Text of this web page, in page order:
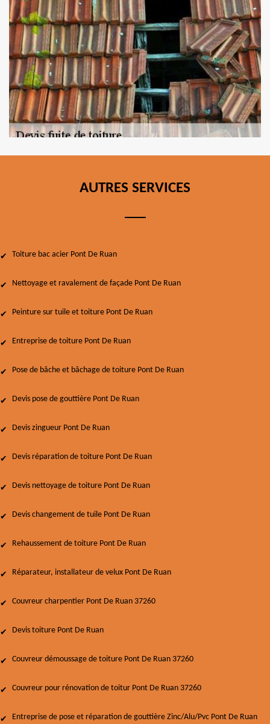
AUTRES SERVICES
Toiture bac acier Pont De Ruan
Nettoyage et ravalement de façade Pont De Ruan
Peinture sur tuile et toiture Pont De Ruan
Entreprise de toiture Pont De Ruan
Pose de bâche et bâchage de toiture Pont De Ruan
Devis pose de gouttière Pont De Ruan
Devis zingueur Pont De Ruan
Devis réparation de toiture Pont De Ruan
Devis nettoyage de toiture Pont De Ruan
Devis changement de tuile Pont De Ruan
Rehaussement de toiture Pont De Ruan
Réparateur, installateur de velux Pont De Ruan
Couvreur charpentier Pont De Ruan 37260
Devis toiture Pont De Ruan
Couvreur démoussage de toiture Pont De Ruan 37260
Couvreur pour rénovation de toitur Pont De Ruan 37260
Entreprise de pose et réparation de gouttière Zinc/Alu/Pvc Pont De Ruan